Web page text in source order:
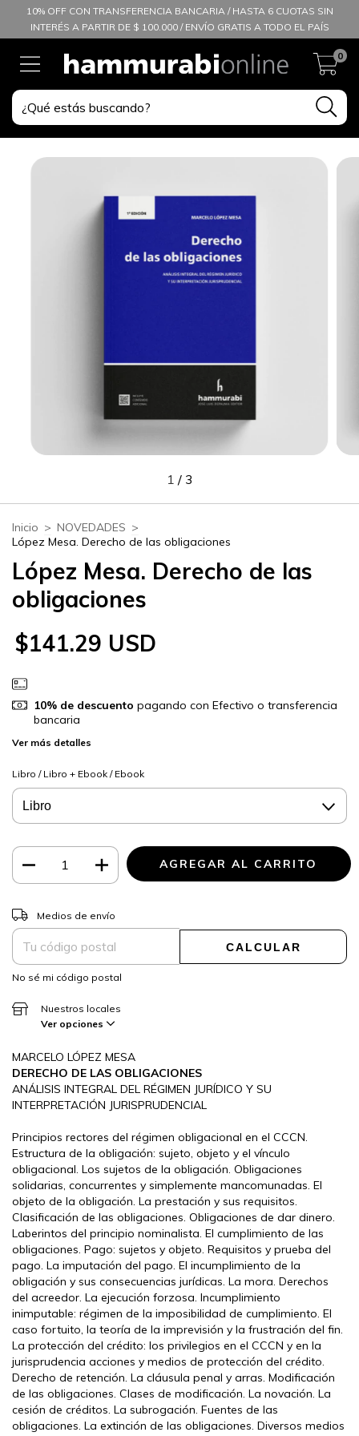
10% OFF CON TRANSFERENCIA BANCARIA / HASTA 6 CUOTAS SIN
INTERÉS A PARTIR DE $ 100.000 / ENVÍO GRATIS A TODO EL PAÍS
0
1 / 3
Inicio > NOVEDADES >
López Mesa. Derecho de las obligaciones
López Mesa. Derecho de las
obligaciones
$141.29 USD
10% de descuento pagando con Efectivo o transferencia
bancaria
Ver más detalles
Libro / Libro + Ebook / Ebook
Entregas para el CP:
Medios de envío
CALCULAR
No sé mi código postal
Nuestros locales
Ver opciones
MARCELO LÓPEZ MESA
DERECHO DE LAS OBLIGACIONES
ANÁLISIS INTEGRAL DEL RÉGIMEN JURÍDICO Y SU
INTERPRETACIÓN JURISPRUDENCIAL
Principios rectores del régimen obligacional en el CCCN.
Estructura de la obligación: sujeto, objeto y el vínculo
obligacional. Los sujetos de la obligación. Obligaciones
solidarias, concurrentes y simplemente mancomunadas. El
objeto de la obligación. La prestación y sus requisitos.
Clasificación de las obligaciones. Obligaciones de dar dinero.
Laberintos del principio nominalista. El cumplimiento de las
obligaciones. Pago: sujetos y objeto. Requisitos y prueba del
pago. La imputación del pago. El incumplimiento de la
obligación y sus consecuencias jurídicas. La mora. Derechos
del acreedor. La ejecución forzosa. Incumplimiento
inimputable: régimen de la imposibilidad de cumplimiento. El
caso fortuito, la teoría de la imprevisión y la frustración del fin.
La protección del crédito: los privilegios en el CCCN y en la
jurisprudencia acciones y medios de protección del crédito.
Derecho de retención. La cláusula penal y arras. Modificación
de las obligaciones. Clases de modificación. La novación. La
cesión de créditos. La subrogación. Fuentes de las
obligaciones. La extinción de las obligaciones. Diversos medios